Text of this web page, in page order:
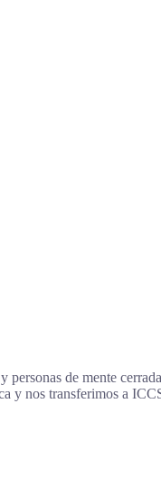
de mente
y nos transferimos a